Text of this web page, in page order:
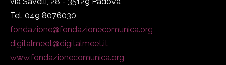
Tel. 049 8076030
fondazione@fondazionecomunica.org
digitalmeet@digitalmeet.it
www.fondazionecomunica.org